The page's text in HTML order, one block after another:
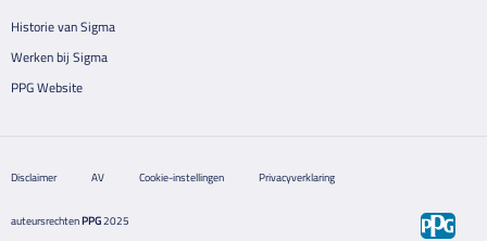
Historie van Sigma
Werken bij Sigma
PPG Website
Disclaimer AV Cookie-instellingen Privacyverklaring
auteursrechtenPPG2025